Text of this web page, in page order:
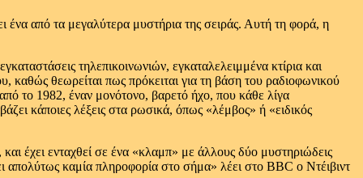
ένα από τα μεγαλύτερα μυστήρια της σειράς. Αυτή τη φορά, η
τηλεπικοινωνιών, εγκαταλελειμμένα κτίρια και
καθώς θεωρείται πως πρόκειται για τη βάση του ραδιοφωνικού
το 1982, έναν μονότονο, βαρετό ήχο, που κάθε λίγα
κάποιες λέξεις στα ρωσικά, όπως «λέμβος» ή «ειδικός
έχει ενταχθεί σε ένα «κλαμπ» με άλλους δύο μυστηριώδεις
απολύτως καμία πληροφορία στο σήμα» λέει στο BBC ο Ντέιβιντ